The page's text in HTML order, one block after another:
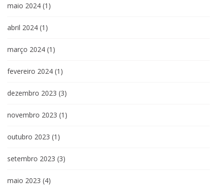
maio 2024 (1)
abril 2024 (1)
março 2024 (1)
fevereiro 2024 (1)
dezembro 2023 (3)
novembro 2023 (1)
outubro 2023 (1)
setembro 2023 (3)
maio 2023 (4)